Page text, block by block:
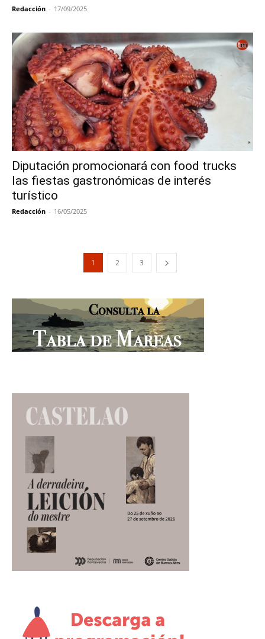
Redacción - 17/09/2025
Diputación promocionará con food trucks
las fiestas gastronómicas de interés
turístico
Redacción - 16/05/2025
1 2 3